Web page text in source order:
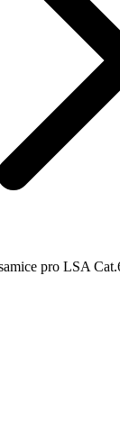
pro LSA